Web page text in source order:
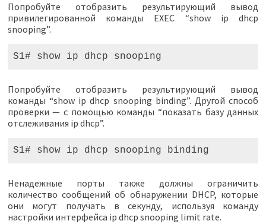
Попробуйте отобразить результирующий вывод
привилегированной команды EXEC “show ip dhcp
snooping”.
S1# show ip dhcp snooping
Попробуйте отобразить результирующий вывод
команды “show ip dhcp snooping binding”. Другой способ
проверки — с помощью команды “показать базу данных
отслеживания ip dhcp”.
S1# show ip dhcp snooping binding
Ненадежные порты также должны ограничить
количество сообщений об обнаружении DHCP, которые
они могут получать в секунду, используя команду
настройки интерфейса ip dhcp snooping limit rate.